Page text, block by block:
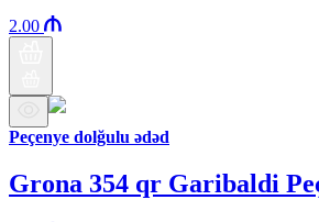
2.00
Peçenye dolğulu ədəd
Grona 354 qr Garibaldi